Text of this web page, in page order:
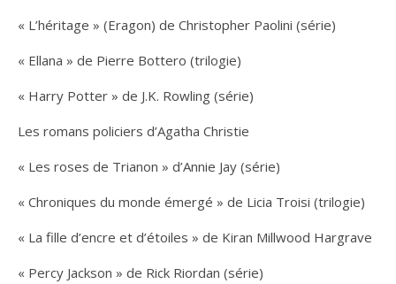
« L’héritage » (Eragon) de Christopher Paolini (série)
« Ellana » de Pierre Bottero (trilogie)
« Harry Potter » de J.K. Rowling (série)
Les romans policiers d’Agatha Christie
« Les roses de Trianon » d’Annie Jay (série)
« Chroniques du monde émergé » de Licia Troisi (trilogie)
« La fille d’encre et d’étoiles » de Kiran Millwood Hargrave
« Percy Jackson » de Rick Riordan (série)